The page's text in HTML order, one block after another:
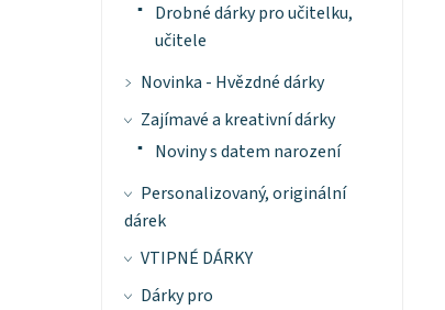
Drobné dárky pro učitelku,
učitele
Novinka - Hvězdné dárky
Zajímavé a kreativní dárky
Noviny s datem narození
Personalizovaný, originální
dárek
VTIPNÉ DÁRKY
Dárky pro